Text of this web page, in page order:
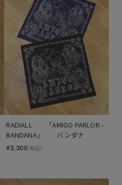
RADIALL　　「AMIGO PARLOR -
BANDANA」　　バンダナ
¥3,300(税込)